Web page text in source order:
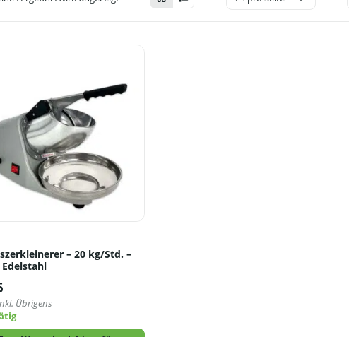
– 20 kg/Std. –
Edelstahl
Übrigens